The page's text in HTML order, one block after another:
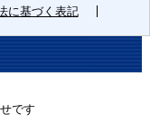
に基づく表記
です